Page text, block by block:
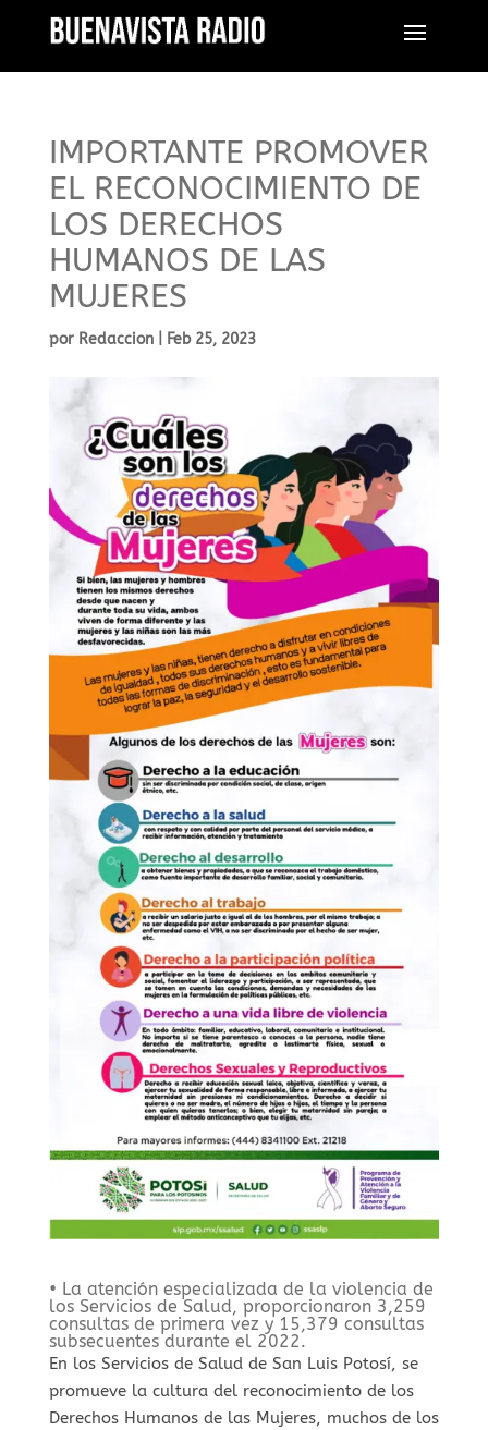
IMPORTANTE PROMOVER
EL RECONOCIMIENTO DE
LOS DERECHOS
HUMANOS DE LAS
MUJERES
por Redaccion| Feb 25, 2023
• La atención especializada de la violencia de
los Servicios de Salud, proporcionaron 3,259
consultas de primera vez y 15,379 consultas
subsecuentes durante el 2022.
En los Servicios de Salud de San Luis Potosí, se
promueve la cultura del reconocimiento de los
Derechos Humanos de las Mujeres, muchos de los